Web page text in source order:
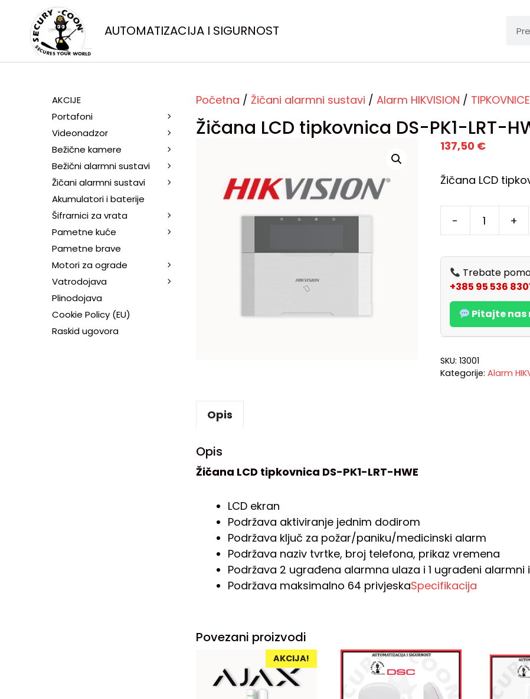
AUTOMATIZACIJA I SIGURNOST
Početna / Žičani alarmni sustavi / Alarm HIKVISION / TIPKOVNICE
Žičana LCD tipkovnica DS-PK1-LRT-
137,50 €
Žičana LCD
- +
Trebate
+385 95 536
Pitajte nas
SKU: 13001
Kategorije: Alarm
Opis
Opis
Žičana LCD tipkovnica DS-PK1-LRT-HWE
LCD ekran
Podržava aktiviranje jednim dodirom
Podržava ključ za požar/paniku/medicinski alarm
Podržava naziv tvrtke, broj telefona, prikaz vremena
Podržava 2 ugrađena alarmna ulaza i 1 ugrađeni alarmni
Podržava maksimalno 64 privjeskaSpecifikacija
Povezani proizvodi
AKCIJA!
AKCIJE
Portafoni
Videonadzor
Bežične kamere
Bežični alarmni sustavi
Žičani alarmni sustavi
Akumulatori i baterije
Šifrarnici za vrata
Pametne kuće
Pametne brave
Motori za ograde
Vatrodojava
Plinodojava
Cookie Policy (EU)
Raskid ugovora